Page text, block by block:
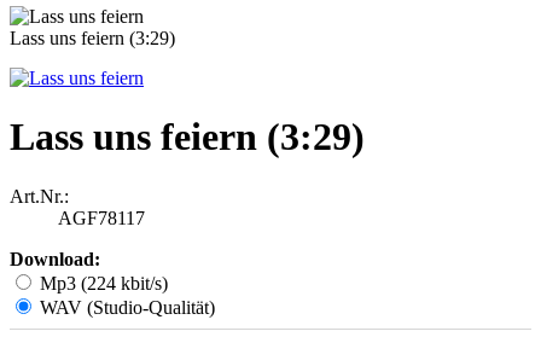
Lass uns feiern (3:29)
Lass uns feiern (3:29)
Art.Nr.:
AGF78117
Download:
Mp3 (224 kbit/s)
WAV (Studio-Qualität)